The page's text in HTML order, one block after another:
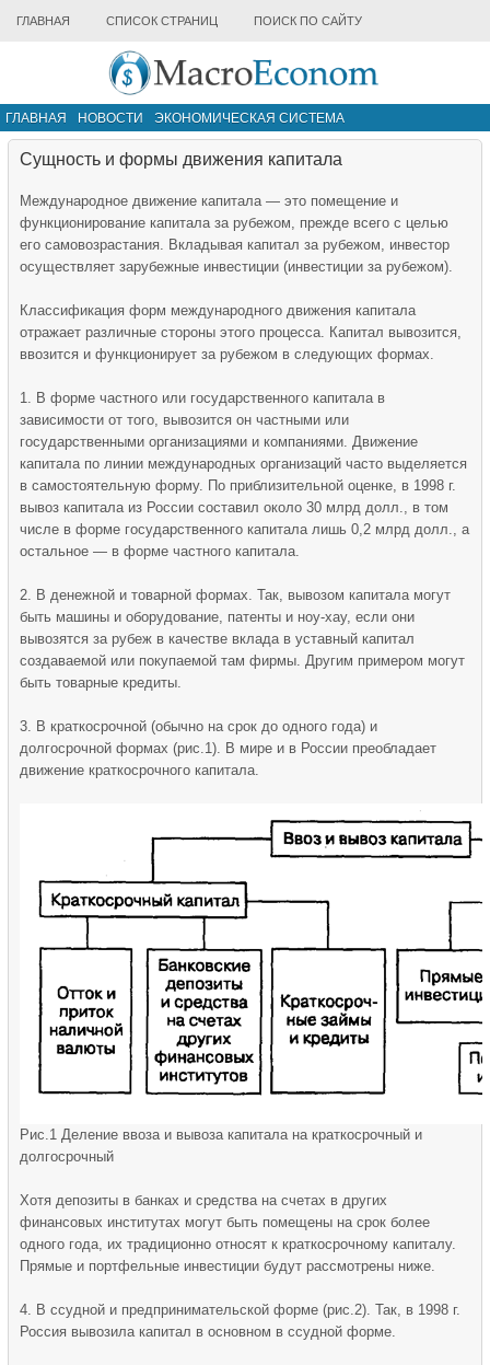
ГЛАВНАЯ СПИСОК СТРАНИЦ ПОИСК ПО САЙТУ
ГЛАВНАЯ НОВОСТИ
ЭКОНОМИЧЕСКАЯ СИСТЕМА
ИНФРАСТРУКТУРА РЫНКА
Сущность и формы движения капитала
Международное движение капитала — это помещение и
функционирование капитала за рубежом, прежде всего с целью
его самовозрастания. Вкладывая капитал за рубежом, инвестор
осуществляет зарубежные инвестиции (инвестиции за рубежом).
Классификация форм международного движения капитала
отражает различные стороны этого процесса. Капитал вывозится,
ввозится и функционирует за рубежом в следующих формах.
1. В форме частного или государственного капитала в
зависимости от того, вывозится он частными или
государственными организациями и компаниями. Движение
капитала по линии международных организаций часто выделяется
в самостоятельную форму. По приблизительной оценке, в 1998 г.
вывоз капитала из России составил около 30 млрд долл., в том
числе в форме государственного капитала лишь 0,2 млрд долл., а
остальное — в форме частного капитала.
2. В денежной и товарной формах. Так, вывозом капитала могут
быть машины и оборудование, патенты и ноу-хау, если они
вывозятся за рубеж в качестве вклада в уставный капитал
создаваемой или покупаемой там фирмы. Другим примером могут
быть товарные кредиты.
3. В краткосрочной (обычно на срок до одного года) и
долгосрочной формах (рис.1). В мире и в России преобладает
движение краткосрочного капитала.
Рис.1 Деление ввоза и вывоза капитала на краткосрочный и
долгосрочный
Хотя депозиты в банках и средства на счетах в других
финансовых институтах могут быть помещены на срок более
одного года, их традиционно относят к краткосрочному капиталу.
Прямые и портфельные инвестиции будут рассмотрены ниже.
4. В ссудной и предпринимательской форме (рис.2). Так, в 1998 г.
Россия вывозила капитал в основном в ссудной форме.